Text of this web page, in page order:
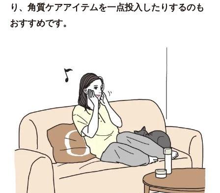
り、角質ケアアイテムを一点投入したりするのも
おすすめです。